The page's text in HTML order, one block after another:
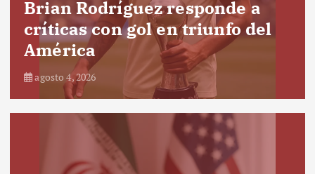
Brian Rodríguez responde a
críticas con gol en triunfo del
América
agosto 4, 2026